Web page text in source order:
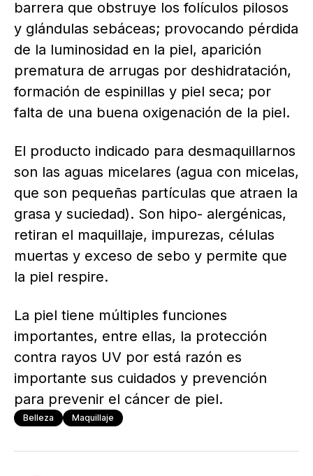
barrera que obstruye los folículos pilosos
y glándulas sebáceas; provocando pérdida
de la luminosidad en la piel, aparición
prematura de arrugas por deshidratación,
formación de espinillas y piel seca; por
falta de una buena oxigenación de la piel.
El producto indicado para desmaquillarnos
son las aguas micelares (agua con micelas,
que son pequeñas partículas que atraen la
grasa y suciedad). Son hipo- alergénicas,
retiran el maquillaje, impurezas, células
muertas y exceso de sebo y permite que
la piel respire.
La piel tiene múltiples funciones
importantes, entre ellas, la protección
contra rayos UV por está razón es
importante sus cuidados y prevención
para prevenir el cáncer de piel.
Belleza Maquillaje